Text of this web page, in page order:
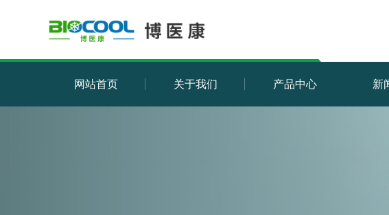
网站首页 关于我们 产品中心 新